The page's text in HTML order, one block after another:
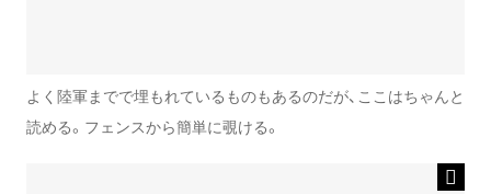
よく陸軍までで埋もれているものもあるのだが、ここはちゃんと
読める。フェンスから簡単に覗ける。